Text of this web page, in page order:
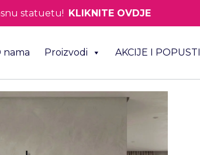
statuetu! KLIKNITE OVDJE
nama Proizvodi AKCIJE I POPUSTI